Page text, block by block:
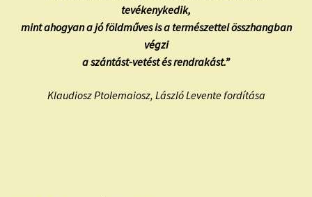
tevékenykedik,
mint ahogyan a jó földműves is a természettel összhangban
végzi
a szántást-vetést és rendrakást.”
Klaudiosz Ptolemaiosz, László Levente fordítása